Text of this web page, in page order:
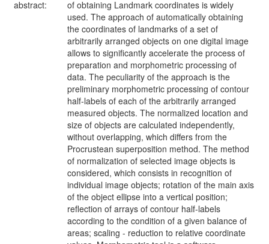
abstract:
of obtaining Landmark coordinates is widely
used. The approach of automatically obtaining
the coordinates of landmarks of a set of
arbitrarily arranged objects on one digital image
allows to significantly accelerate the process of
preparation and morphometric processing of
data. The peculiarity of the approach is the
preliminary morphometric processing of contour
half-labels of each of the arbitrarily arranged
measured objects. The normalized location and
size of objects are calculated independently,
without overlapping, which differs from the
Procrustean superposition method. The method
of normalization of selected image objects is
considered, which consists in recognition of
individual image objects; rotation of the main axis
of the object ellipse into a vertical position;
reflection of arrays of contour half-labels
according to the condition of a given balance of
areas; scaling - reduction to relative coordinate